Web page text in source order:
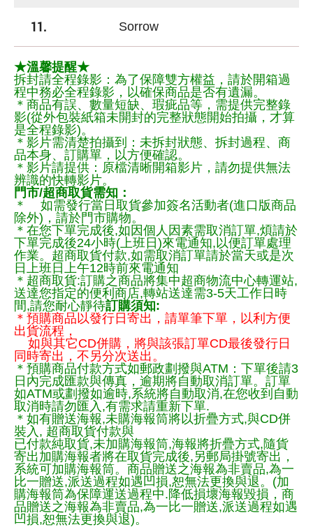
11. Sorrow
★溫馨提醒★
拆封請全程錄影：為了保障雙方權益，請於開箱過
程中務必全程錄影，以確保商品是否有遺漏。
＊商品有誤、數量短缺、瑕疵品等，需提供完整錄
影(從外包裝紙箱未開封的完整狀態開始拍攝，才算
是全程錄影)。
＊影片需清楚拍攝到：未拆封狀態、拆封過程、商
品本身、訂購單，以方便確認。
＊影片請提供：原檔清晰開箱影片，請勿提供無法
辨識的快轉影片。
門市/超商取貨需知：
＊ 如需發行當日取貨參加簽名活動者(進口版商品
除外)，請於門市購物。
＊在您下單完成後,如因個人因素需取消訂單,煩請於
下單完成後24小時(上班日)來電通知,以便訂單處理
作業。超商取貨付款,如需取消訂單請於當天或是次
日上班日上午12時前來電通知
＊超商取貨:訂購之商品將集中超商物流中心轉運站,
送達您指定的便利商店,轉站送達需3-5天工作日時
間,請您耐心靜待訂購須知:
＊預購商品以發行日寄出，請單筆下單，以利方便
出貨流程，
如與其它CD併購，將與該張訂單CD最後發行日
同時寄出，不另分次送出。
＊預購商品付款方式如郵政劃撥與ATM：下單後請3
日內完成匯款與傳真，逾期將自動取消訂單。訂單
如ATM或劃撥如逾時,系統將自動取消,在您收到自動
取消時請勿匯入,有需求請重新下單.
＊如有贈送海報,未購海報筒將以折疊方式,與CD併
裝入, 超商取貨付款與
已付款純取貨,未加購海報筒,海報將折疊方式,隨貨
寄出加購海報者將在取貨完成後,另郵局掛號寄出，
系統可加購海報筒。商品贈送之海報為非賣品,為一
比一贈送,派送過程如遇凹損,恕無法更換與退。(加
購海報筒為保障運送過程中.降低損壞海報毀損，商
品贈送之海報為非賣品,為一比一贈送,派送過程如遇
凹損,恕無法更換與退)。